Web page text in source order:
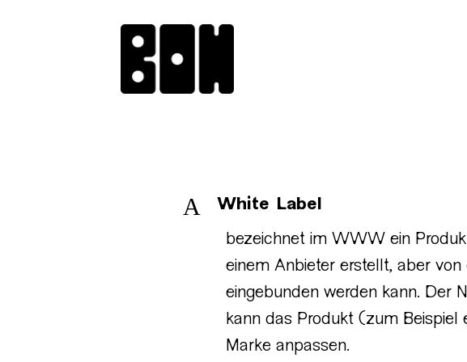
A White Label
bezeichnet im WWW ein
einem Anbieter erstellt, aber
eingebunden werden kann. Der
kann das Produkt (zum Beispiel
Marke anpassen.